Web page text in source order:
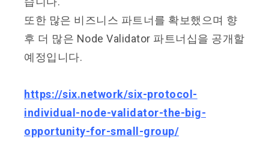
또한 많은 비즈니스 파트너를 확보했으며 향
후 더 많은 Node Validator 파트너십을 공개할
예정입니다.
https://six.network/six-protocol-
individual-node-validator-the-big-
opportunity-for-small-group/